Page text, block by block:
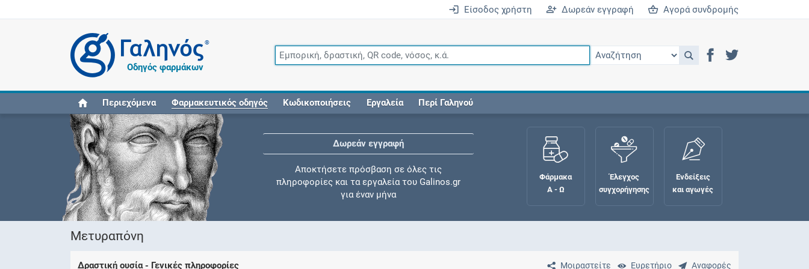
Είσοδος χρήστη Δωρεάν εγγραφή Αγορά συνδρομής
®
Οδηγός φαρμάκων
Περιεχόμενα Φαρμακευτικός οδηγός Κωδικοποιήσεις Εργαλεία Περί Γαληνού
Δωρεάν εγγραφή
Αποκτήσετε πρόσβαση σε όλες τις
πληροφορίες και τα εργαλεία του Galinos.gr
για έναν μήνα
Φάρμακα
Α - Ω
Έλεγχος
συγχορήγησης
Ενδείξεις
και αγωγές
Μετυραπόνη
Μοιραστείτε Ευρετήριο Αναφορές
Δραστική ουσία - Γενικές πληροφορίες